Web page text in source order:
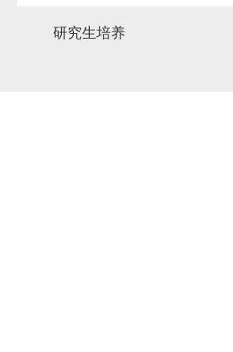
研究生培养